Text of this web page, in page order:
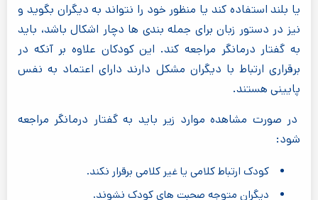
یا بلند استفاده کند یا منظور خود را نتواند به دیگران بگوید و
نیز در دستور زبان برای جمله بندی ها دچار اشکال باشد، باید
به گفتار درمانگر مراجعه کند. این کودکان علاوه بر آنکه در
برقراری ارتباط با دیگران مشکل دارند دارای اعتماد به نفس
پایینی هستند.
در صورت مشاهده موارد زیر باید به گفتار درمانگر مراجعه
شود:
کودک ارتباط کلامی یا غیر کلامی برقرار نکند.
دیگران متوجه صحبت های کودک نشوند.